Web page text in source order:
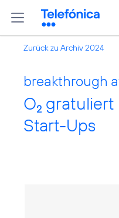
Zurück zu Archiv 2024
breakthrough
O2 gratuliert
Start-Ups